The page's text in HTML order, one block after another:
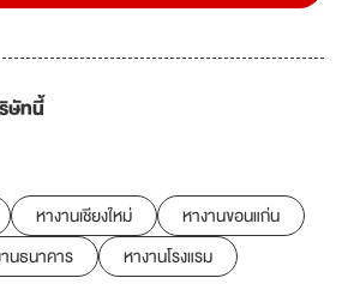
ษัทนี้
หางานเชียงใหม่
หางานขอนแก่น
นธนาคาร หางานโรงแรม